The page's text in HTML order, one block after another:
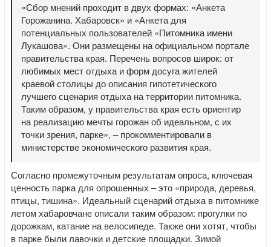
«Сбор мнений проходит в двух формах: «Анкета
Горожанина. Хабаровск» и «Анкета для
потенциальных пользователей «Питомника имени
Лукашова». Они размещены на официальном портале
правительства края. Перечень вопросов широк: от
любимых мест отдыха и форм досуга жителей
краевой столицы до описания гипотетического
лучшего сценария отдыха на территории питомника.
Таким образом, у правительства края есть ориентир
на реализацию мечты горожан об идеальном, с их
точки зрения, парке», – прокомментировали в
министерстве экономического развития края.
Согласно промежуточным результатам опроса, ключевая
ценность парка для опрошенных – это «природа, деревья,
птицы, тишина». Идеальный сценарий отдыха в питомнике
летом хабаровчане описали таким образом: прогулки по
дорожкам, катание на велосипеде. Также они хотят, чтобы
в парке были лавочки и детские площадки. Зимой